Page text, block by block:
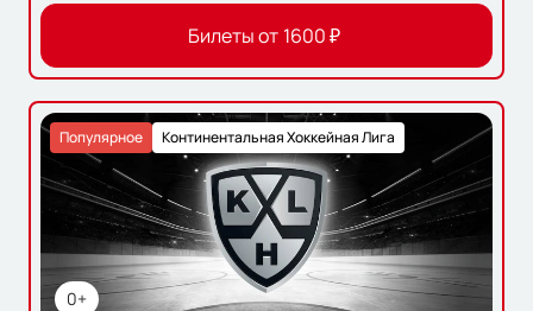
Билеты от 1600₽
0+
Континентальная Хоккейная Лига
Популярное